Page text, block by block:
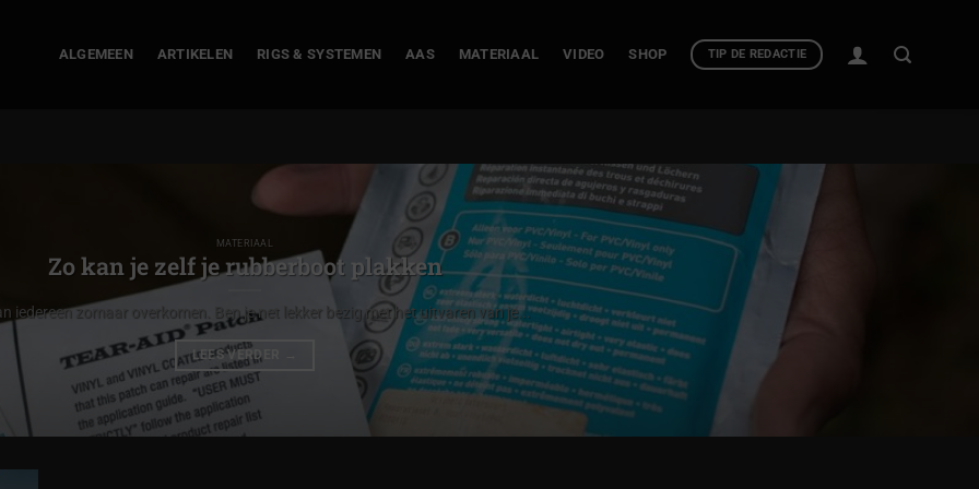
ALGEMEEN ARTIKELEN RIGS & SYSTEMEN AAS MATERIAAL VIDEO SHOP TIP DE REDACTIE
MATERIAAL
Zo kan je zelf je rubberboot plakken
iedereen zomaar overkomen. Ben je net lekker bezig met het uitvaren van je...
LEES VERDER